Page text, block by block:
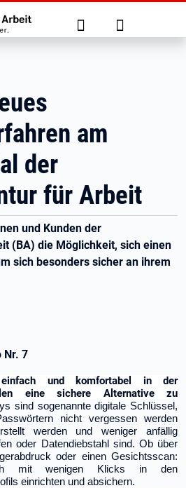
Suche Anmelden
am
der
für Arbeit
und Kunden der
(BA) die Möglichkeit, sich einen
sich besonders sicher an ihrem
Nr. 7
und komfortabel in der
eine sichere Alternative zu
sind sogenannte digitale Schlüssel,
nicht vergessen werden
werden und weniger anfällig
oder Datendiebstahl sind. Ob über
oder einen Gesichtsscan:
mit wenigen Klicks in den
einrichten und absichern.